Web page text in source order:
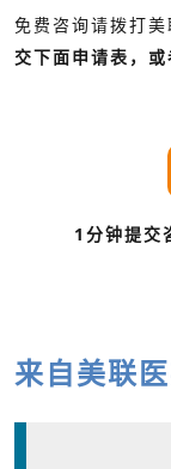
免费咨询请拨打
交下面申请表，
1分钟提交
来自美联